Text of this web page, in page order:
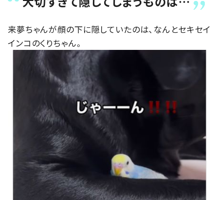
来夢ちゃんが顔の下に隠していたのは、なんとセキセイ
インコのくりちゃん。